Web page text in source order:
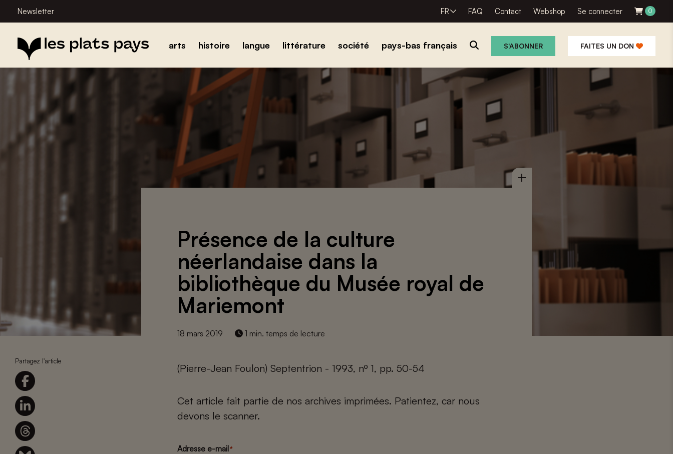
Newsletter FR FAQ Contact Webshop Se connecter 0
arts histoire langue littérature société pays-bas français S'ABONNER FAITES UN DON
Partagez l'article
Présence de la culture
néerlandaise dans la
bibliothèque du Musée royal de
Mariemont
18 mars 2019 1 min. temps de lecture
(Pierre-Jean Foulon) Septentrion - 1993, nº 1, pp. 50-54
Cet article fait partie de nos archives imprimées. Patientez, car nous
devons le scanner.
Adresse e-mail *